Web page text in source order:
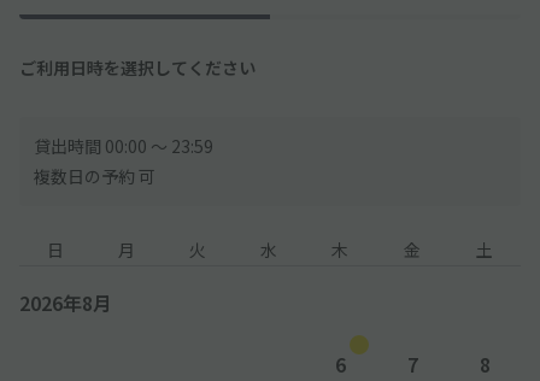
ご利用日時を選択してください
貸出時間 00:00 〜 23:59
複数日の予約 可
日 月 火 水 木 金 土
2026年8月
6 7 8